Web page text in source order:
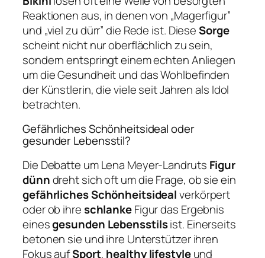
Reaktionen aus, in denen von „Magerfigur”
und „viel zu dürr” die Rede ist. DieseSorge
scheint nicht nur oberflächlich zu sein,
sondern entspringt einem echten Anliegen
um die Gesundheit und das Wohlbefinden
der Künstlerin, die viele seit Jahren als Idol
betrachten.
Gefährliches Schönheitsideal oder
gesunder Lebensstil?
Die Debatte um Lena Meyer-Landruts Figur
dünndreht sich oft um die Frage, ob sie ein
gefährliches Schönheitsidealverkörpert
oder ob ihreschlankeFigur das Ergebnis
einesgesunden Lebensstilsist. Einerseits
betonen sie und ihre Unterstützer ihren
Fokus aufSport, healthy lifestyleund